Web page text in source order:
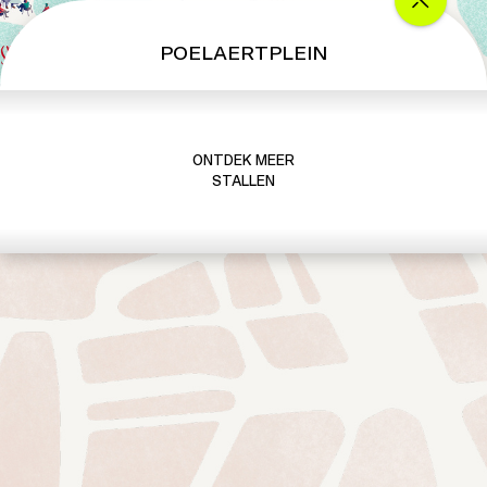
POELAERTPLEIN
ONTDEK MEER
STALLEN